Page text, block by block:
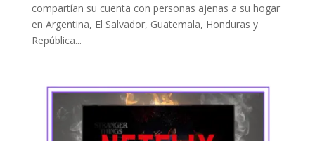
compartían su cuenta con personas ajenas a su hogar
en Argentina, El Salvador, Guatemala, Honduras y
República...